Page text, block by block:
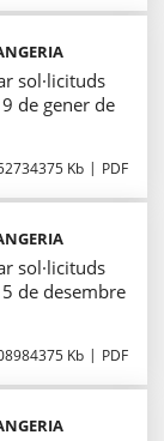
sol·licituds
de gener de
Kb PDF
sol·licituds
de desembre
Kb PDF